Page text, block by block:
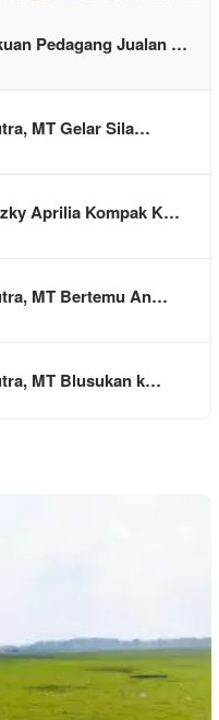
Pedagang Jualan …
MT Gelar Sila…
Aprilia Kompak K…
MT Bertemu An…
MT Blusukan k…